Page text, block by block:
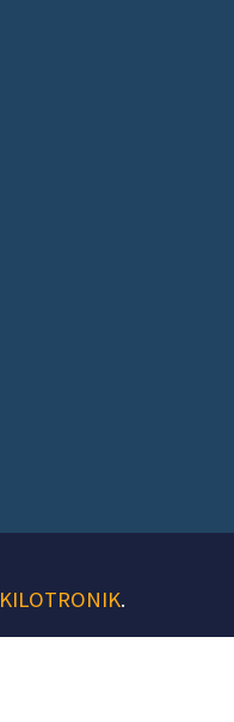
KILOTRONIK.